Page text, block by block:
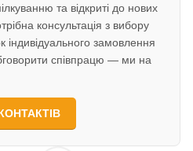
та відкриті до нових
консультація з вибору
індивідуального замовлення
співпрацю — ми на